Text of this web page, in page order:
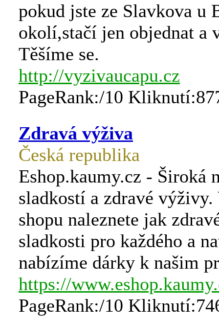
pokud jste ze Slavkova u
okolí,stačí jen objednat a
Těšíme se.
http://vyzivaucapu.cz
PageRank:/10
Zdravá výživa
Česká republika
Eshop.kaumy.cz - Široká
sladkostí a zdravé výživy.
shopu naleznete jak
sladkosti pro každého a
nabízíme dárky k našim
https://
PageRank:/10